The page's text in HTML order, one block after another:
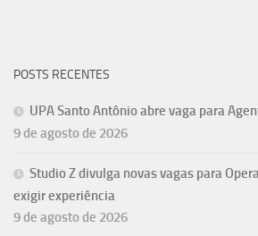
POSTS RECENTES
UPA Santo Antônio abre vaga para
9 de agosto de 2026
Studio Z divulga novas vagas para
exigir experiência
9 de agosto de 2026